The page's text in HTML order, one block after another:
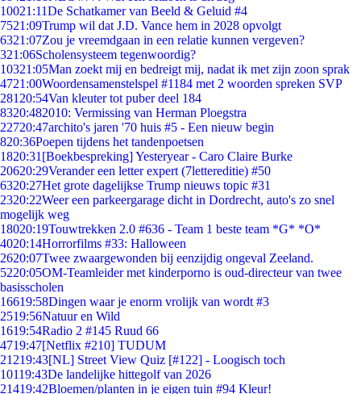
10021:11De Schatkamer van Beeld & Geluid #4
7521:09Trump wil dat J.D. Vance hem in 2028 opvolgt
6321:07Zou je vreemdgaan in een relatie kunnen vergeven?
321:06Scholensysteem tegenwoordig?
10321:05Man zoekt mij en bedreigt mij, nadat ik met zijn zoon sprak
4721:00Woordensamenstelspel #1184 met 2 woorden spreken SVP
281 20:54Van kleuter tot puber deel 184
8320:482010: Vermissing van Herman Ploegstra
22720:47archito's jaren '70 huis #5 - Een nieuw begin
820:36Poepen tijdens het tandenpoetsen
1820:31 [Boekbespreking] Yesteryear - Caro Claire Burke
20620:29Verander een letter expert (7lettereditie) #50
6320:27Het grote dagelijkse Trump nieuws topic #31
2320:22Weer een parkeergarage dicht in Dordrecht, auto's zo snel
mogelijk weg
18020:19Touwtrekken 2.0 #636 - Team 1 beste team *G* *O*
4020:14Horrorfilms #33: Halloween
2620:07Twee zwaargewonden bij eenzijdig ongeval Zeeland.
5220:05OM-Teamleider met kinderporno is oud-directeur van twee
basisscholen
16619:58Dingen waar je enorm vrolijk van wordt #3
2519:56Natuur en Wild
1619:54Radio 2 #145 Ruud 66
4719:47[Netflix #210] TUDUM
21219:43[NL] Street View Quiz [#122] - Loogisch toch
10119:43De landelijke hittegolf van 2026
21419:42Bloemen/planten in je eigen tuin #94 Kleur!